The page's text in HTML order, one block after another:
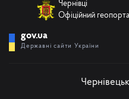
Чернівці
Офіційний
gov.ua
Державні сайти України